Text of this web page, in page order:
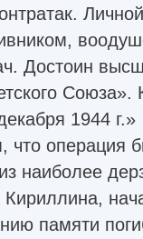
Достоин
1944 г.»
что операция
наиболее
памяти